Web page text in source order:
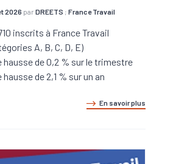
2026 par DREETS ; France Travail
inscrits à France Travail
A, B, C, D, E)
hausse de 0,2 % sur le trimestre
hausse de 2,1 % sur un an
En savoir plus